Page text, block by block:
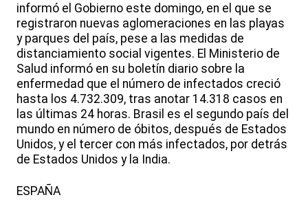
informó el Gobierno este domingo, en el que se
registraron nuevas aglomeraciones en las playas
y parques del país, pese a las medidas de
distanciamiento social vigentes. El Ministerio de
Salud informó en su boletín diario sobre la
enfermedad que el número de infectados creció
hasta los 4.732.309, tras anotar 14.318 casos en
las últimas 24 horas. Brasil es el segundo país del
mundo en número de óbitos, después de Estados
Unidos, y el tercer con más infectados, por detrás
de Estados Unidos y la India.
ESPAÑA